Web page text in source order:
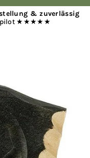
& zuverlässig
★★★★★